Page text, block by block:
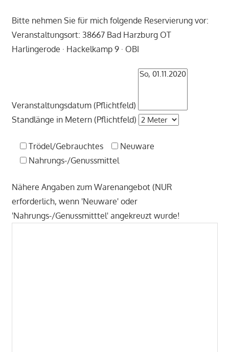
Bitte nehmen Sie für mich folgende Reservierung vor:
Veranstaltungsort: 38667 Bad Harzburg OT
Harlingerode · Hackelkamp 9 · OBI
Veranstaltungsdatum (Pflichtfeld)
Standlänge in Metern (Pflichtfeld)
Trödel/Gebrauchtes
Neuware
Nahrungs-/Genussmittel
Nähere Angaben zum Warenangebot (NUR
erforderlich, wenn 'Neuware' oder
'Nahrungs-/Genussmitttel' angekreuzt wurde!